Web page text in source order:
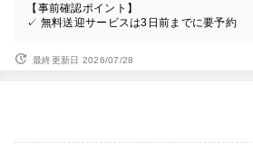
【事前確認ポイント】
✓ 無料送迎サービスは3日前までに要予約
最終更新日 2026/07/28